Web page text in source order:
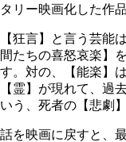
タリー映画化した作品
【狂言】と言う芸能
間たちの喜怒哀楽】
す。対の、【能楽】
【霊】が現れて、過
いう、死者の【悲劇
話を映画に戻すと、